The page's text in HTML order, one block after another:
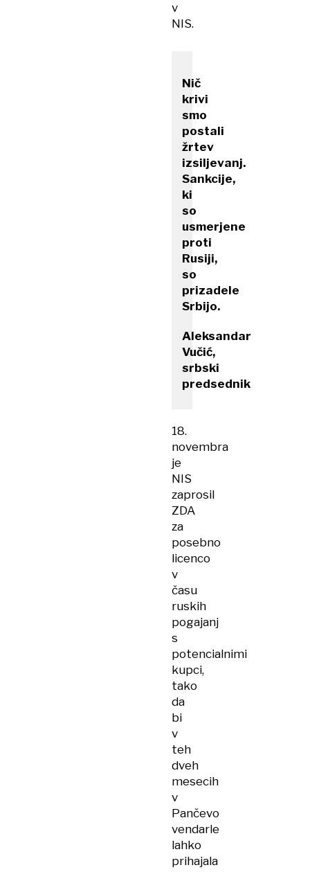
v
NIS.
Nič
krivi
smo
postali
žrtev
izsiljevanj.
Sankcije,
ki
so
usmerjene
proti
Rusiji,
so
prizadele
Srbijo.
Aleksandar
Vučić,
srbski
predsednik
18.
novembra
je
NIS
zaprosil
ZDA
za
posebno
licenco
v
času
ruskih
pogajanj
s
potencialnimi
kupci,
tako
da
bi
v
teh
dveh
mesecih
v
Pančevo
vendarle
lahko
prihajala